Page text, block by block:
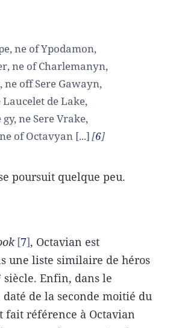
ne of Ypodamon,
ne of Charlemanyn,
off Sere Gawayn,
de Lake,
ne Sere Vrake,
of Octavyan [...] 6
poursuit quelque peu.
7 , Octavian est
une liste similaire de héros
siècle. Enfin, dans le
daté de la seconde moitié du
fait référence à Octavian